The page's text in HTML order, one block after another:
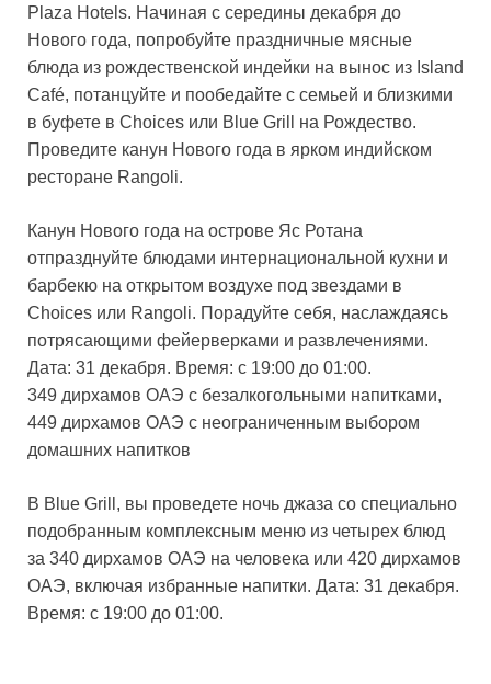
Plaza Hotels. Начиная с середины декабря до
Нового года, попробуйте праздничные мясные
блюда из рождественской индейки на вынос из Island
Café, потанцуйте и пообедайте с семьей и близкими
в буфете в Choices или Blue Grill на Рождество.
Проведите канун Нового года в ярком индийском
ресторане Rangoli.
Канун Нового года на острове Яс Ротана
отпразднуйте блюдами интернациональной кухни и
барбекю на открытом воздухе под звездами в
Choices или Rangoli. Порадуйте себя, наслаждаясь
потрясающими фейерверками и развлечениями.
Дата: 31 декабря. Время: с 19:00 до 01:00.
349 дирхамов ОАЭ с безалкогольными напитками,
449 дирхамов ОАЭ с неограниченным выбором
домашних напитков
В Blue Grill, вы проведете ночь джаза со специально
подобранным комплексным меню из четырех блюд
за 340 дирхамов ОАЭ на человека или 420 дирхамов
ОАЭ, включая избранные напитки. Дата: 31 декабря.
Время: с 19:00 до 01:00.